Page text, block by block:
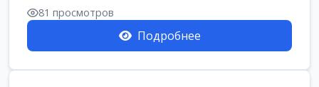
81 просмотров
Подробнее